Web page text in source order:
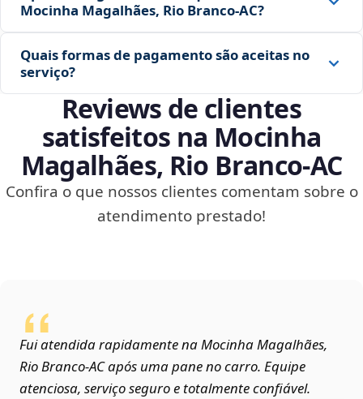
Mocinha Magalhães, Rio Branco‑AC?
Quais formas de pagamento são aceitas no
serviço?
Reviews de clientes
satisfeitos na Mocinha
Magalhães, Rio Branco‑AC
Confira o que nossos clientes comentam sobre o
atendimento prestado!
Fui atendida rapidamente na Mocinha Magalhães,
Rio Branco‑AC após uma pane no carro. Equipe
atenciosa, serviço seguro e totalmente confiável.